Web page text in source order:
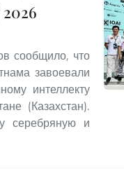
сообщило, что
завоевали
интеллекту
(Казахстан).
серебряную и